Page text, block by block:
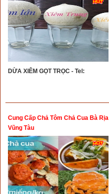
DỪA XIÊM GỌT TRỌC - Tel:
Cung Cấp Chả Tôm Chả Cua Bà Rịa
Vũng Tàu